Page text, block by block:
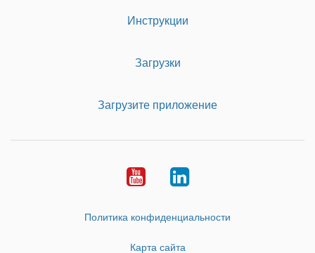
Инструкции
Загрузки
Загрузите приложение
YoutubeLinkedIn
Политика конфиденциальности
Карта сайта